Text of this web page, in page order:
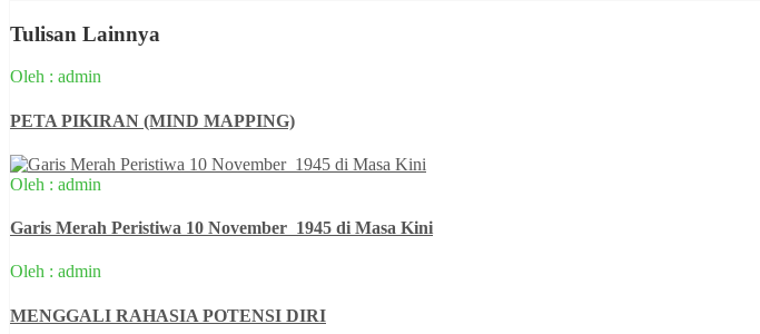
Tulisan Lainnya
Oleh : admin
PETA PIKIRAN (MIND MAPPING)
Oleh : admin
Garis Merah Peristiwa 10 November 1945 di Masa Kini
Oleh : admin
MENGGALI RAHASIA POTENSI DIRI